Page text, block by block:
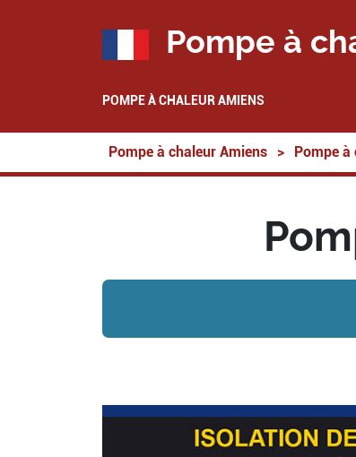
Pompe à
POMPE À CHALEUR AMIENS
Pompe à chaleur Amiens > Pompe à